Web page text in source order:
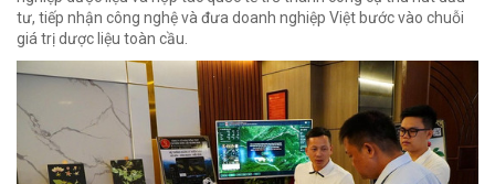
tư, tiếp nhận công nghệ và đưa doanh nghiệp Việt bước vào chuỗi
giá trị dược liệu toàn cầu.